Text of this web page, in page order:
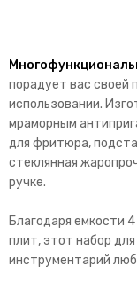
порадует вас своей
использовании.
мраморным
для фритюра,
стеклянная
ручке.
Благодаря емкости
плит, этот набор
инструментарий